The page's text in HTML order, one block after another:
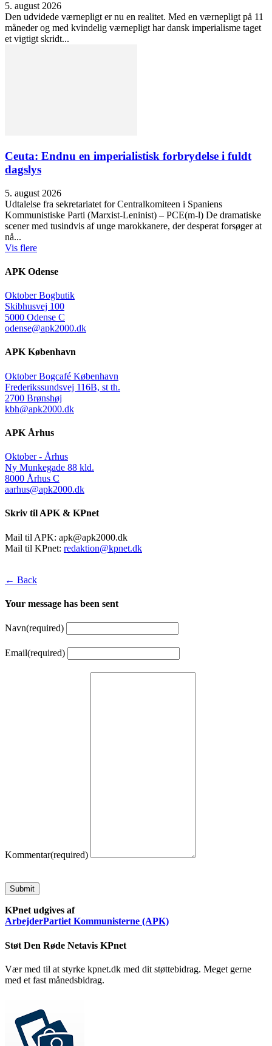
5. august 2026
Den udvidede værnepligt er nu en realitet. Med en værnepligt på 11
måneder og med kvindelig værnepligt har dansk imperialisme taget
et vigtigt skridt...
Ceuta: Endnu en imperialistisk forbrydelse i fuldt
dagslys
5. august 2026
Udtalelse fra sekretariatet for Centralkomiteen i Spaniens
Kommunistiske Parti (Marxist-Leninist) – PCE(m-l) De dramatiske
scener med tusindvis af unge marokkanere, der desperat forsøger at
nå...
Vis flere
APK Odense
Oktober Bogbutik
Skibhusvej 100
5000 Odense C
odense@apk2000.dk
APK København
Oktober Bogcafé København
Frederikssundsvej 116B, st th.
2700 Brønshøj
kbh@apk2000.dk
APK Århus
Oktober - Århus
Ny Munkegade 88 kld.
8000 Århus C
aarhus@apk2000.dk
Skriv til APK & KPnet
Mail til APK: apk@apk2000.dk
Mail til KPnet: redaktion@kpnet.dk
← Back
Your message has been sent
Navn(required)
Email(required)
Kommentar(required)
Submit
KPnet udgives af
ArbejderPartiet Kommunisterne (APK)
Støt Den Røde Netavis KPnet
Vær med til at styrke kpnet.dk med dit støttebidrag. Meget gerne
med et fast månedsbidrag.